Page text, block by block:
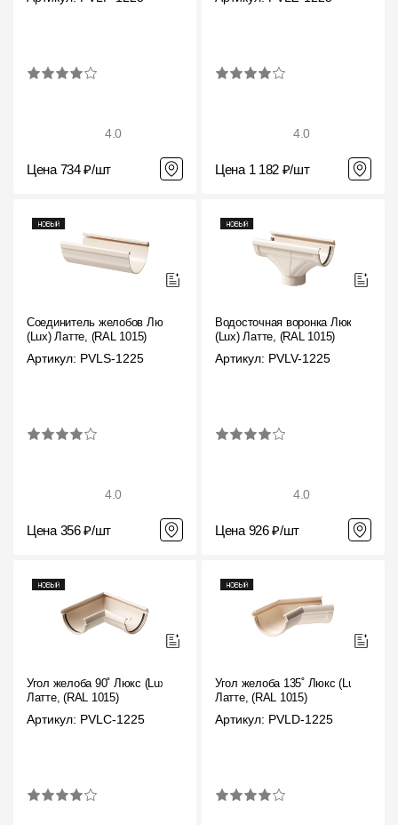
4.0
Цена 734 ₽/шт
4.0
Цена 1 182 ₽/шт
Соединитель желобов Люкс
(Lux) Латте, (RAL 1015)
Артикул: PVLS-1225
4.0
Цена 356 ₽/шт
Водосточная воронка Люкс
(Lux) Латте, (RAL 1015)
Артикул: PVLV-1225
4.0
Цена 926 ₽/шт
Угол желоба 90˚ Люкс (Lux)
Латте, (RAL 1015)
Артикул: PVLC-1225
Угол желоба 135˚ Люкс (Lux)
Латте, (RAL 1015)
Артикул: PVLD-1225